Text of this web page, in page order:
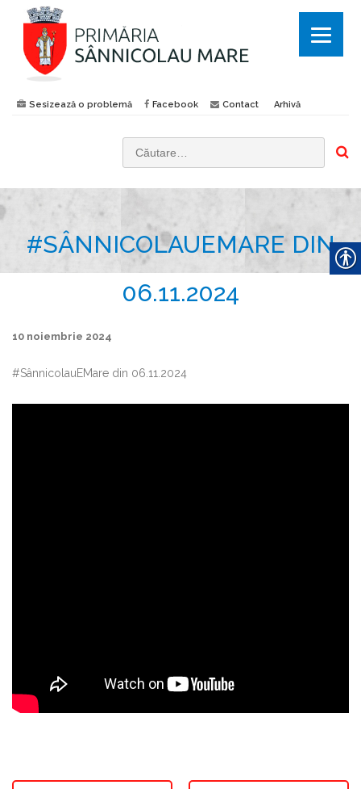
Sesizează o problemă Facebook Contact Arhivă
:
#SÂNNICOLAUEMARE DIN
06.11.2024
10 noiembrie 2024
#SânnicolauEMare din 06.11.2024